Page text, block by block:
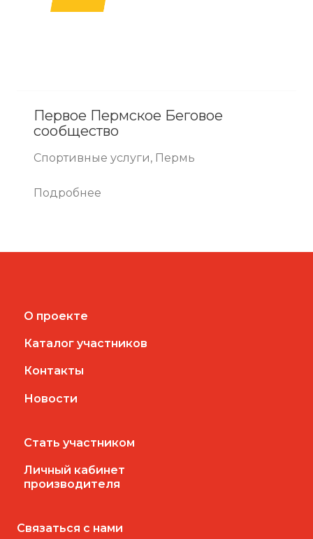
Первое Пермское Беговое
сообщество
Спортивные услуги, Пермь
Подробнее
О проекте
Каталог участников
Контакты
Новости
Стать участником
Личный кабинет
производителя
Связаться с нами